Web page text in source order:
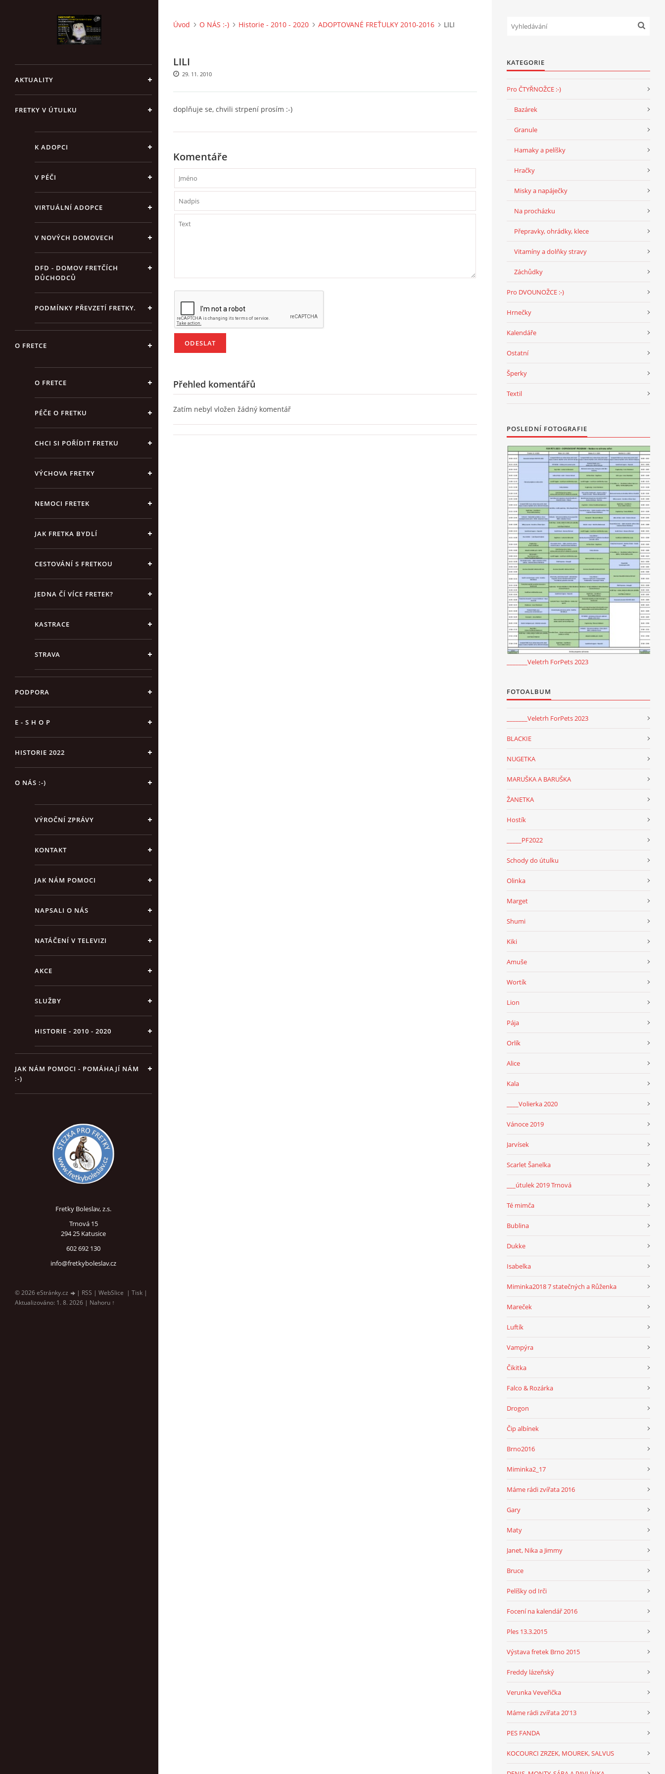
AKTUALITY
FRETKY V ÚTULKU
K ADOPCI
V PÉČI
VIRTUÁLNÍ ADOPCE
V NOVÝCH DOMOVECH
DFD - DOMOV FRETČÍCH
DŮCHODCŮ
PODMÍNKY PŘEVZETÍ FRETKY.
O FRETCE
O FRETCE
PÉČE O FRETKU
CHCI SI POŘÍDIT FRETKU
VÝCHOVA FRETKY
NEMOCI FRETEK
JAK FRETKA BYDLÍ
CESTOVÁNÍ S FRETKOU
JEDNA ČÍ VÍCE FRETEK?
KASTRACE
STRAVA
PODPORA
E - S H O P
HISTORIE 2022
O NÁS :-)
VÝROČNÍ ZPRÁVY
KONTAKT
JAK NÁM POMOCI
NAPSALI O NÁS
NATÁČENÍ V TELEVIZI
AKCE
SLUŽBY
HISTORIE - 2010 - 2020
JAK NÁM POMOCI - POMÁHAJÍ NÁM
:-)
Fretky Boleslav, z.s.
Trnová 15
294 25 Katusice
602 692 130
info@fretkyboleslav.cz
© 2026 eStránky.cz | RSS | WebSlice | Tisk |
Aktualizováno: 1. 8. 2026 | Nahoru ↑
Úvod O NÁS :-) Historie - 2010 - 2020 ADOPTOVANÉ FREŤULKY 2010-2016 LILI
LILI
29. 11. 2010
doplňuje se, chvili strpení prosím :-)
Komentáře
Přehled komentářů
Zatím nebyl vložen žádný komentář
KATEGORIE
Pro ČTYŘNOŽCE :-)
Bazárek
Granule
Hamaky a pelíšky
Hračky
Misky a napáječky
Na procházku
Přepravky, ohrádky, klece
Vitamíny a dolňky stravy
Záchůdky
Pro DVOUNOŽCE :-)
Hrnečky
Kalendáře
Ostatní
Šperky
Textil
POSLEDNÍ FOTOGRAFIE
_______Veletrh ForPets 2023
FOTOALBUM
_______Veletrh ForPets 2023
BLACKIE
NUGETKA
MARUŠKA A BARUŠKA
ŽANETKA
Hostík
_____PF2022
Schody do útulku
Olinka
Marget
Shumi
Kiki
Amuše
Wortík
Lion
Pája
Orlík
Alice
Kala
____Volierka 2020
Vánoce 2019
Jarvísek
Scarlet Šanelka
___útulek 2019 Trnová
Té mimča
Bublina
Dukke
Isabelka
Miminka2018 7 statečných a Růženka
Mareček
Luftík
Vampýra
Čikitka
Falco & Rozárka
Drogon
Čip albínek
Brno2016
Miminka2_17
Máme rádi zvířata 2016
Gary
Maty
Janet, Nika a Jimmy
Bruce
Pelíšky od Irči
Focení na kalendář 2016
Ples 13.3.2015
Výstava fretek Brno 2015
Freddy lázeňský
Verunka Veveřička
Máme rádi zvířata 20'13
PES FANDA
KOCOURCI ZRZEK, MOUREK, SALVUS